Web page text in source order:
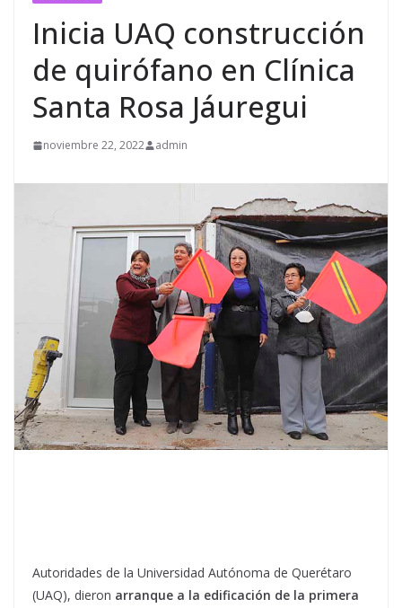
Inicia UAQ construcción
de quirófano en Clínica
Santa Rosa Jáuregui
noviembre 22, 2022 admin
Autoridades de la Universidad Autónoma de Querétaro
(UAQ), dieron arranque a la edificación de la primera